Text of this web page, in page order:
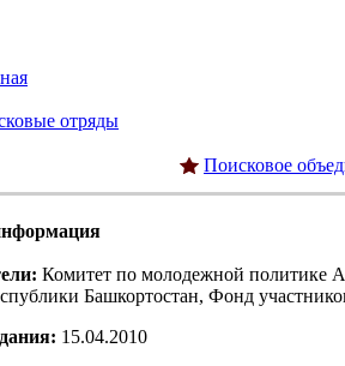
отряды
Поисковое
Комитет по молодежной политике
Башкортостан, Фонд
15.04.2010